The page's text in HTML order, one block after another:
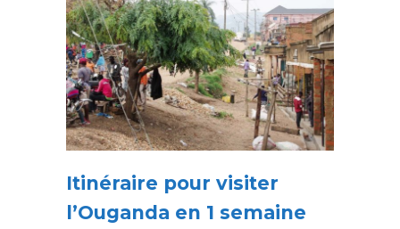
Itinéraire pour visiter
l’Ouganda en 1 semaine